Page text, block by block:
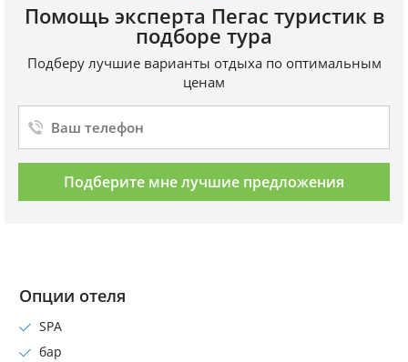
Помощь эксперта Пегас туристик в
подборе тура
Подберу лучшие варианты отдыха по оптимальным
ценам
Подберите мне лучшие предложения
Опции отеля
SPA
бар